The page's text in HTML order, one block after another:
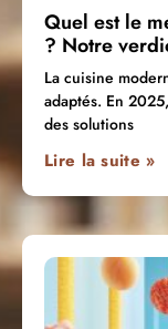
Quel est le
? Notre
La cuisine
adaptés. En
des solutions
Lire la suite »